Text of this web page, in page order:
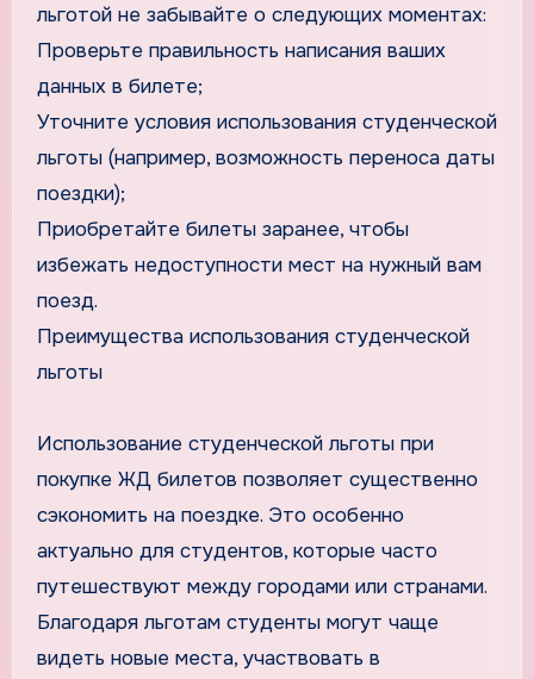
льготой не забывайте о следующих моментах:
Проверьте правильность написания ваших
данных в билете;
Уточните условия использования студенческой
льготы (например, возможность переноса даты
поездки);
Приобретайте билеты заранее, чтобы
избежать недоступности мест на нужный вам
поезд.
Преимущества использования студенческой
льготы
Использование студенческой льготы при
покупке ЖД билетов позволяет существенно
сэкономить на поездке. Это особенно
актуально для студентов, которые часто
путешествуют между городами или странами.
Благодаря льготам студенты могут чаще
видеть новые места, участвовать в